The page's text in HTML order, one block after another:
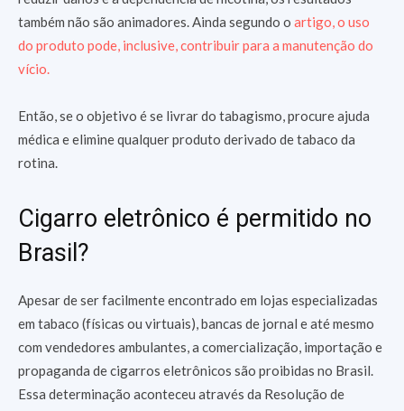
também não são animadores. Ainda segundo o artigo, o uso
do produto pode, inclusive, contribuir para a manutenção do
vício.
Então, se o objetivo é se livrar do tabagismo, procure ajuda
médica e elimine qualquer produto derivado de tabaco da
rotina.
Cigarro eletrônico é permitido no
Brasil?
Apesar de ser facilmente encontrado em lojas especializadas
em tabaco (físicas ou virtuais), bancas de jornal e até mesmo
com vendedores ambulantes, a comercialização, importação e
propaganda de cigarros eletrônicos são proibidas no Brasil.
Essa determinação aconteceu através da Resolução de